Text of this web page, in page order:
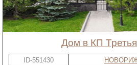
дом в КП
ID-551430